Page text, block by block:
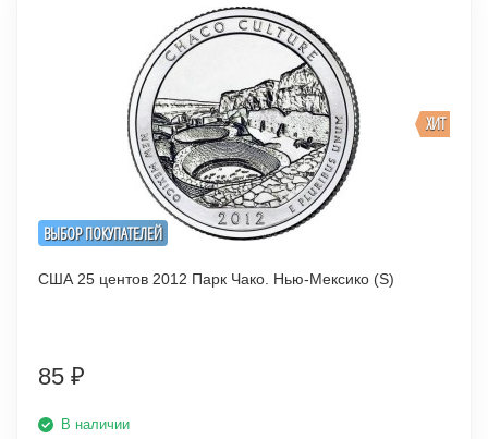
ВЫБОР ПОКУПАТЕЛЕЙ
ХИТ
США 25 центов 2012 Парк Чако. Нью-Мексико (S)
85 ₽
В наличии